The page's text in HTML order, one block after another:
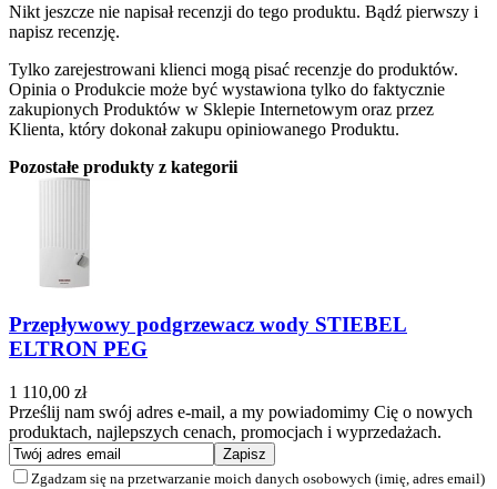
Nikt jeszcze nie napisał recenzji do tego produktu. Bądź pierwszy i
napisz recenzję.
Tylko zarejestrowani klienci mogą pisać recenzje do produktów.
Opinia o Produkcie może być wystawiona tylko do faktycznie
zakupionych Produktów w Sklepie Internetowym oraz przez
Klienta, który dokonał zakupu opiniowanego Produktu.
Pozostałe produkty z kategorii
Przepływowy podgrzewacz wody STIEBEL
ELTRON PEG
1 110,00 zł
Prześlij nam swój adres e-mail, a my powiadomimy Cię o nowych
produktach, najlepszych cenach, promocjach i wyprzedażach.
Zgadzam się na przetwarzanie moich danych osobowych (imię, adres email)